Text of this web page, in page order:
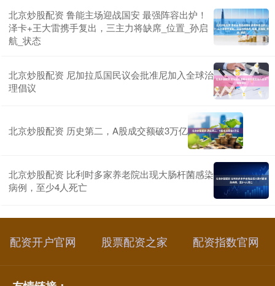
北京炒股配资 鲁能主场迎战国安 最强阵容出炉！
泽卡+王大雷携手复出，三主力将缺席_位置_孙启
航_状态
北京炒股配资 尼加拉瓜国民议会批准尼加入全球治
理倡议
北京炒股配资 历史第二，A股成交额破3万亿
北京炒股配资 比利时多家养老院出现大肠杆菌感染
病例，至少4人死亡
配资开户官网 股票配资之家 配资指数官网